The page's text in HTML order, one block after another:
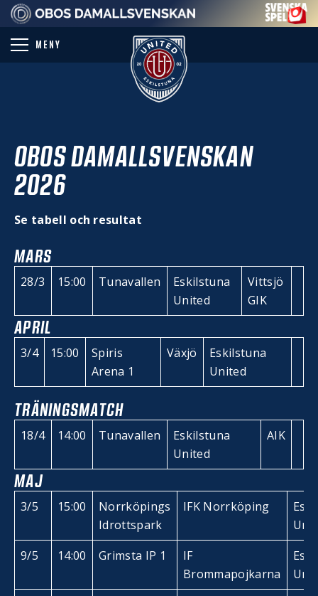
MENY
PARTNER
OBOS DAMALLSVENSKAN
2026
Se tabell och resultat
MARS
28/3 15:00 Tunavallen
Eskilstuna
United
Vittsjö
GIK
APRIL
3/4 15:00
Spiris
Arena 1
Växjö
Eskilstuna
United
TRÄNINGSMATCH
18/4 14:00 Tunavallen
Eskilstuna
United
AIK
MAJ
3/5 15:00
Norrköpings
Idrottspark
IFK Norrköping
9/5
14:00 Grimsta IP 1
IF
Brommapojkarna